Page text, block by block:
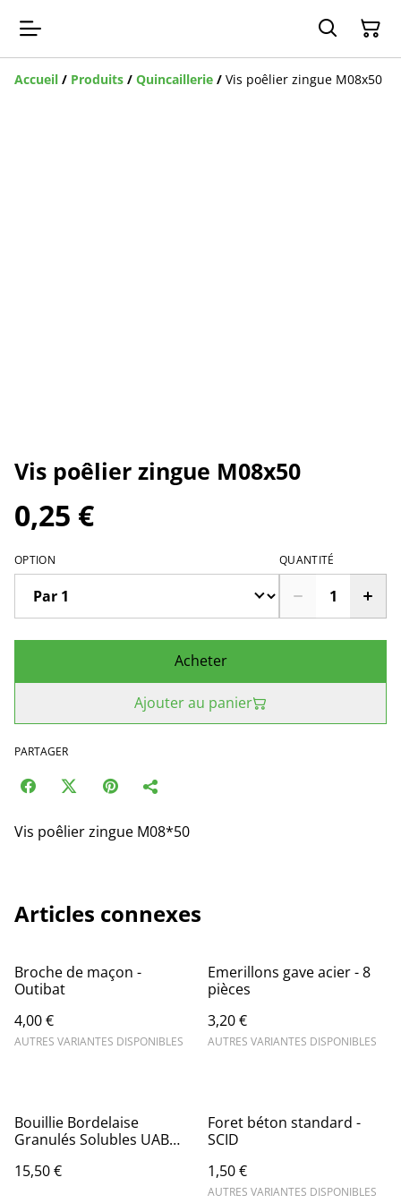
Accueil / Produits / Quincaillerie / Vis poêlier zingue M08x50
Vis poêlier zingue M08x50
0,25 €
OPTION QUANTITÉ
Acheter
Ajouter au panier
PARTAGER
Vis poêlier zingue M08*50
Articles connexes
Broche de maçon -
Outibat
4,00 €
AUTRES VARIANTES DISPONIBLES
Emerillons gave acier - 8
pièces
3,20 €
AUTRES VARIANTES DISPONIBLES
Bouillie Bordelaise
Granulés Solubles UAB
Efficace sur Nombreuses
15,50 €
Foret béton standard -
SCID
1,50 €
AUTRES VARIANTES DISPONIBLES